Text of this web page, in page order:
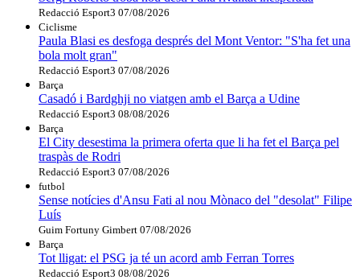
Redacció Esport3 07/08/2026
Ciclisme
Paula Blasi es desfoga després del Mont Ventor: "S'ha fet una
bola molt gran"
Redacció Esport3 07/08/2026
Barça
Casadó i Bardghji no viatgen amb el Barça a Udine
Redacció Esport3 08/08/2026
Barça
El City desestima la primera oferta que li ha fet el Barça pel
traspàs de Rodri
Redacció Esport3 07/08/2026
futbol
Sense notícies d'Ansu Fati al nou Mònaco del "desolat" Filipe
Luís
Guim Fortuny Gimbert 07/08/2026
Barça
Tot lligat: el PSG ja té un acord amb Ferran Torres
Redacció Esport3 08/08/2026